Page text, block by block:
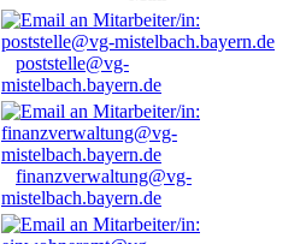
poststelle@vg-
mistelbach.bayern.de
finanzverwaltung@vg-
mistelbach.bayern.de